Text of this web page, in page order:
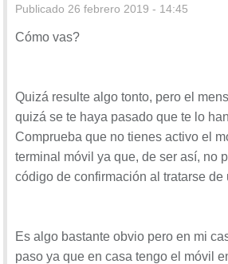
Publicado 26 febrero 2019 - 14:45
Cómo vas?
Quizá resulte algo tonto, pero el
quizá se te haya pasado que te lo
Comprueba que no tienes activo el
terminal móvil ya que, de ser así, no
código de confirmación al tratarse de
Es algo bastante obvio pero en mi
paso ya que en casa tengo el móvil